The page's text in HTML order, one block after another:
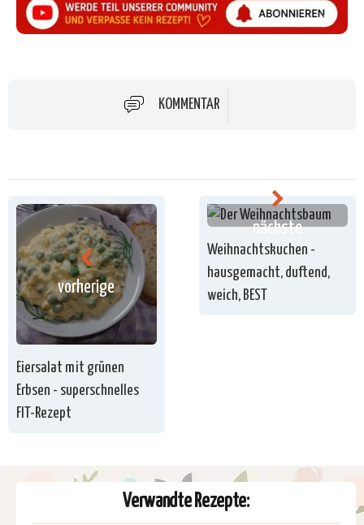
KOMMENTAR
vorherige
Eiersalat mit grünen
Erbsen - superschnelles
FIT-Rezept
nächste
Weihnachtskuchen -
hausgemacht, duftend,
weich, BEST
Verwandte Rezepte: